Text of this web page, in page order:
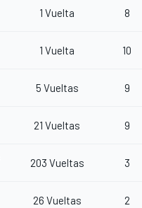
1 Vuelta 8
1 Vuelta 10
5 Vueltas 9
21 Vueltas 9
203 Vueltas 3
26 Vueltas 2